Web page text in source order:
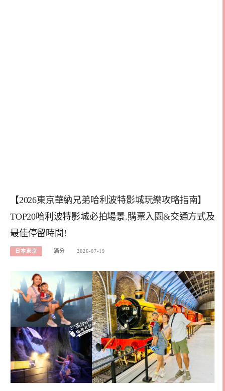
【2026東京華納兄弟哈利波特影城玩樂攻略指南】
TOP20哈利波特影城必拍場景.購票入園&交通方式及
最佳停留時間!
日本東京 滿分 2026-07-19